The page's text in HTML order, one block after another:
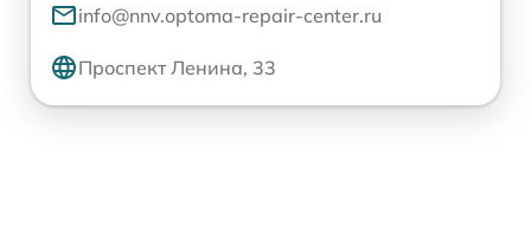
info@nnv.optoma-repair-center.ru
Проспект Ленина, 33